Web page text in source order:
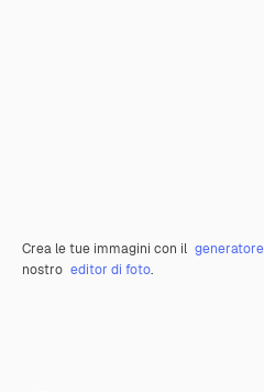
Crea le tue immagini con il
nostro editor di foto.